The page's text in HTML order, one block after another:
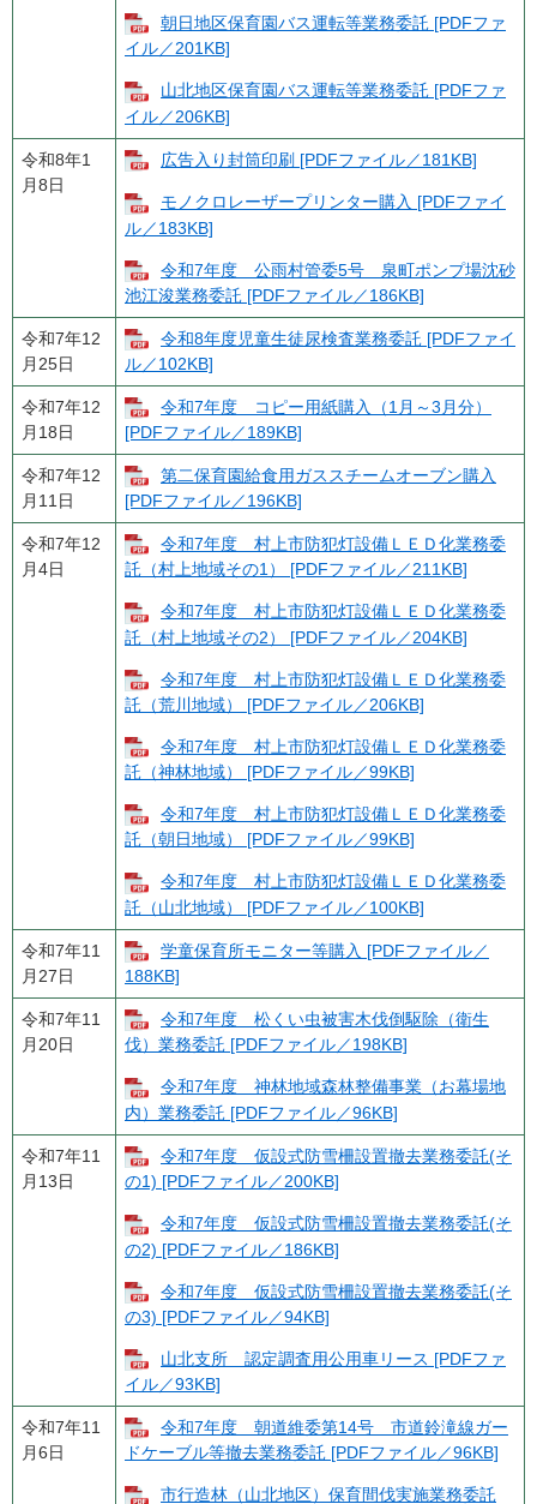
朝日地区保育園バス運転等業務委託 [PDFファ
イル／201KB]
山北地区保育園バス運転等業務委託 [PDFファ
イル／206KB]
令和8年1
月8日
広告入り封筒印刷 [PDFファイル／181KB]
モノクロレーザープリンター購入 [PDFファイ
ル／183KB]
令和7年度 公雨村管委5号 泉町ポンプ場沈砂
池江浚業務委託 [PDFファイル／186KB]
令和7年12
月25日
令和8年度児童生徒尿検査業務委託 [PDFファイ
ル／102KB]
令和7年12
月18日
令和7年度 コピー用紙購入（1月～3月分）
[PDFファイル／189KB]
令和7年12
月11日
第二保育園給食用ガススチームオーブン購入
[PDFファイル／196KB]
令和7年12
月4日
令和7年度 村上市防犯灯設備ＬＥＤ化業務委
託（村上地域その1） [PDFファイル／211KB]
令和7年度 村上市防犯灯設備ＬＥＤ化業務委
託（村上地域その2） [PDFファイル／204KB]
令和7年度 村上市防犯灯設備ＬＥＤ化業務委
託（荒川地域） [PDFファイル／206KB]
令和7年度 村上市防犯灯設備ＬＥＤ化業務委
託（神林地域） [PDFファイル／99KB]
令和7年度 村上市防犯灯設備ＬＥＤ化業務委
託（朝日地域） [PDFファイル／99KB]
令和7年度 村上市防犯灯設備ＬＥＤ化業務委
託（山北地域） [PDFファイル／100KB]
令和7年11
月27日
学童保育所モニター等購入 [PDFファイル／
188KB]
令和7年11
月20日
令和7年度 松くい虫被害木伐倒駆除（衛生
伐）業務委託 [PDFファイル／198KB]
令和7年度 神林地域森林整備事業（お幕場地
内）業務委託 [PDFファイル／96KB]
令和7年11
月13日
令和7年度 仮設式防雪柵設置撤去業務委託(そ
の1) [PDFファイル／200KB]
令和7年度 仮設式防雪柵設置撤去業務委託(そ
の2) [PDFファイル／186KB]
令和7年度 仮設式防雪柵設置撤去業務委託(そ
の3) [PDFファイル／94KB]
山北支所 認定調査用公用車リース [PDFファ
イル／93KB]
令和7年11
月6日
令和7年度 朝道維委第14号 市道鈴滝線ガー
ドケーブル等撤去業務委託 [PDFファイル／96KB]
市行造林（山北地区）保育間伐実施業務委託